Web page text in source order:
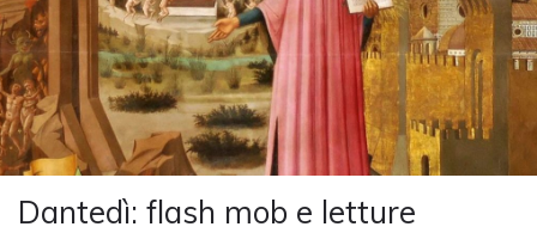
Dantedì: flash mob e letture